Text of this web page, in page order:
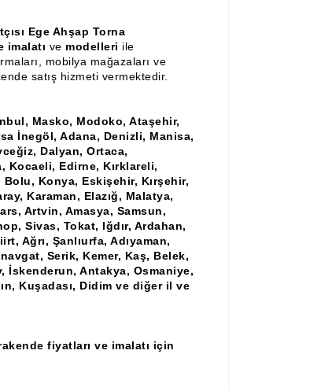
Ege Ahşap Torna
imalatı ve modelleri ile
mobilya mağazaları ve
satış hizmeti vermektedir.
Masko, Modoko, Ataşehir,
İnegöl, Adana, Denizli, Manisa,
Dalyan, Ortaca,
Kocaeli, Edirne, Kırklareli,
Konya, Eskişehir, Kırşehir,
Karaman, Elazığ, Malatya,
Artvin, Amasya, Samsun,
Sivas, Tokat, Iğdır, Ardahan,
Ağrı, Şanlıurfa, Adıyaman,
Serik, Kemer, Kaş, Belek,
İskenderun, Antakya, Osmaniye,
Kuşadası, Didim ve diğer il ve
fiyatları ve imalatı için